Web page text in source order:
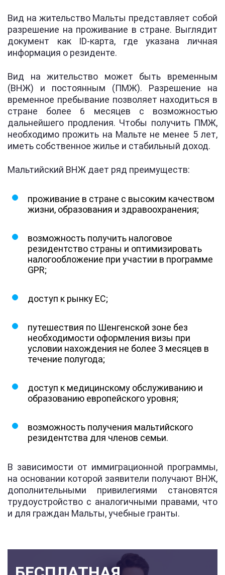
Вид на жительство Мальты представляет собой
разрешение на проживание в стране. Выглядит
документ как ID-карта, где указана личная
информация о резиденте.
Вид на жительство может быть временным
(ВНЖ) и постоянным (ПМЖ). Разрешение на
временное пребывание позволяет находиться в
стране более 6 месяцев с возможностью
дальнейшего продления. Чтобы получить ПМЖ,
необходимо прожить на Мальте не менее 5 лет,
иметь собственное жилье и стабильный доход.
Мальтийский ВНЖ дает ряд преимуществ:
проживание в стране с высоким качеством
жизни, образования и здравоохранения;
возможность получить налоговое
резидентство страны и оптимизировать
налогообложение при участии в программе
GPR;
доступ к рынку ЕС;
путешествия по Шенгенской зоне без
необходимости оформления визы при
условии нахождения не более 3 месяцев в
течение полугода;
доступ к медицинскому обслуживанию и
образованию европейского уровня;
возможность получения мальтийского
резидентства для членов семьи.
В зависимости от иммиграционной программы,
на основании которой заявители получают ВНЖ,
дополнительными привилегиями становятся
трудоустройство с аналогичными правами, что
и для граждан Мальты, учебные гранты.